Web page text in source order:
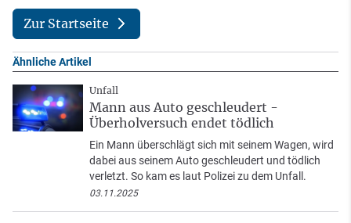
Zur Startseite
Ähnliche Artikel
Unfall
Mann aus Auto geschleudert -
Überholversuch endet tödlich
Ein Mann überschlägt sich mit seinem Wagen, wird
dabei aus seinem Auto geschleudert und tödlich
verletzt. So kam es laut Polizei zu dem Unfall.
03.11.2025